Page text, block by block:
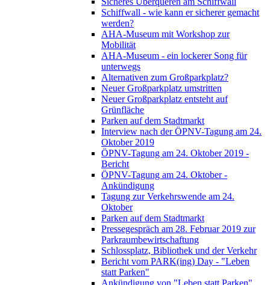
Schiffwall - wie kann er sicherer gemacht
werden?
AHA-Museum mit Workshop zur
Mobilität
AHA-Museum - ein lockerer Song für
unterwegs
Alternativen zum Großparkplatz?
Neuer Großparkplatz umstritten
Neuer Großparkplatz entsteht auf
Grünfläche
Parken auf dem Stadtmarkt
Interview nach der ÖPNV-Tagung am 24.
Oktober 2019
ÖPNV-Tagung am 24. Oktober 2019 -
Bericht
ÖPNV-Tagung am 24. Oktober -
Ankündigung
Tagung zur Verkehrswende am 24.
Oktober
Parken auf dem Stadtmarkt
Pressegespräch am 28. Februar 2019 zur
Parkraumbewirtschaftung
Schlossplatz, Bibliothek und der Verkehr
Bericht vom PARK(ing) Day - "Leben
statt Parken"
Ankündigung von "Leben statt Parken"